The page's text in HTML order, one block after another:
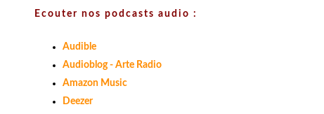
Ecouter nos podcasts audio :
Audible
Audioblog - Arte Radio
Amazon Music
Deezer